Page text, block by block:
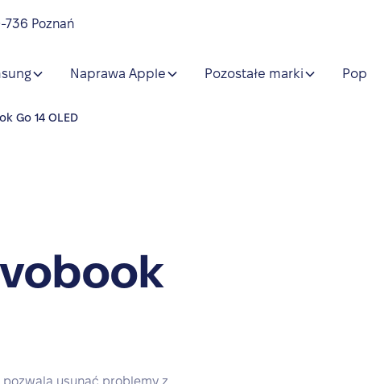
736 Poznań
Naprawa Apple Pozostałe marki
Go 14 OLED
pozwala usunąć problemy z